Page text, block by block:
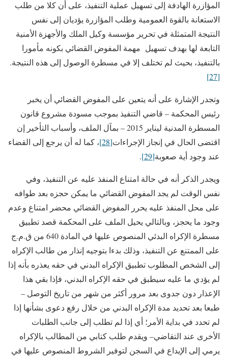
المؤازرة الهادفة إلى تسهيل عملية التنفيذ، على أن كلا من طلب
الاستعانة بالقوة العمومية وطلب المؤازرة يؤديان إلى نفس
النتيجة المتمثلة في تحرير مؤسسة وكيل الملك والأجهزة الأمنية
التابعة لها بهدف تسهيل مهمة المفوض القضائي بكونه مأمورا
بالتنفيذ، بحيث لم تختلف إلا في مسطرة الوصول إلى هذه النتيجة.
[27]
وتجدر الإشارة على أنه يتعين على المفوض القضائي أن يخبر
رئيس المحكمة – قاضي التنفيذ بموجب مسودة مشروع قانون
المسطرة المدنية ليناير 2015 – بمآل الملف، وأسباب التأخير إن
اقتضى الحال في إنجاز الإجراءات[28]
، كما له أن يرجع إلى القضاء
عند وجود أية صعوبة[29]
.
ويجدر الذكر أنه في حالة امتناع المنفذ عليه عن التنفيذ، وفي
نفس الوقت لم يجد المفوض القضائي ما يمكن حجزه بعد طوافه
على محل المنفذ عليه يحرر المفوض القضائي محضر امتناع وعدم
وجود ما يحجز، وبالتالي يحيل الملف على المحكمة قصد تطبيق
مسطرة الإكراه البدئي المنصوص عليها في المادة 640 من ق.م.ج
على الممتنع عن التنفيذ، وذلك بدءا بتوجيه إنذار من طالب الإكراه
إلى الشخص المطلوب تطبيق الإكراه البدني في حقه يعذره بأنه إذا
لم يؤدي ما عليه سيطبق في حقه الإكراه البدني، فإذا بقي هذا
الإعذار دون جدوى بعد مرور أكثر من شهر من تاريخ التوصل –
طبعا بعد تحديد مدة الإكراه البدني من خلال رفع دعوى بشأنها إذا
لم تحدد في بداية الأمر؛ أي إذا لم تطلب إلى جانب الطلبات
الأخرى عند التقاضي– ويقدم طلب كتابي من المطالب بالإكراه
يرمي إلى الإيداع في السجن لتوفير الشروط المنصوص عليها في